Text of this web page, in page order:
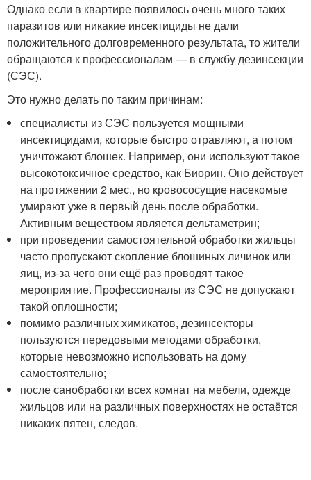
Однако если в квартире появилось очень много таких
паразитов или никакие инсектициды не дали
положительного долговременного результата, то жители
обращаются к профессионалам — в службу дезинсекции
(СЭС).
Это нужно делать по таким причинам:
специалисты из СЭС пользуется мощными
инсектицидами, которые быстро отравляют, а потом
уничтожают блошек. Например, они используют такое
высокотоксичное средство, как Биорин. Оно действует
на протяжении 2 мес., но кровососущие насекомые
умирают уже в первый день после обработки.
Активным веществом является дельтаметрин;
при проведении самостоятельной обработки жильцы
часто пропускают скопление блошиных личинок или
яиц, из-за чего они ещё раз проводят такое
мероприятие. Профессионалы из СЭС не допускают
такой оплошности;
помимо различных химикатов, дезинсекторы
пользуются передовыми методами обработки,
которые невозможно использовать на дому
самостоятельно;
после санобработки всех комнат на мебели, одежде
жильцов или на различных поверхностях не остаётся
никаких пятен, следов.